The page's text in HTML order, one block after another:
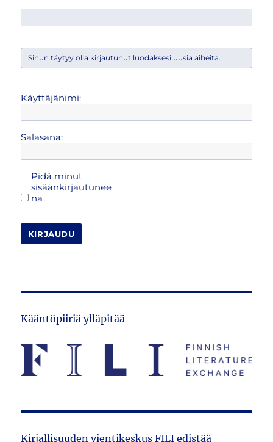
Sinun täytyy olla kirjautunut luodaksesi uusia aiheita.
Käyttäjänimi:
Salasana:
Pidä minut
sisäänkirjautunee
na
KIRJAUDU
Kääntöpiiriä ylläpitää
Kirjallisuuden vientikeskus FILI edistää